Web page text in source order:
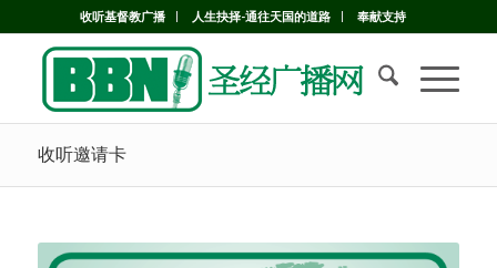
收听基督教广播 人生抉择-通往天国的道路 奉献支持
收听邀请卡